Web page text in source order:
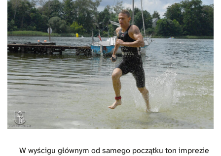
W wyścigu głównym od samego początku ton imprezie